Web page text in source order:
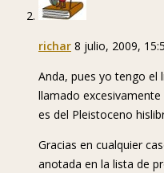
richar 8 julio, 2009,
Anda, pues yo tengo el
llamado
es del Pleistoceno
Gracias en cualquier
anotada en la lista de